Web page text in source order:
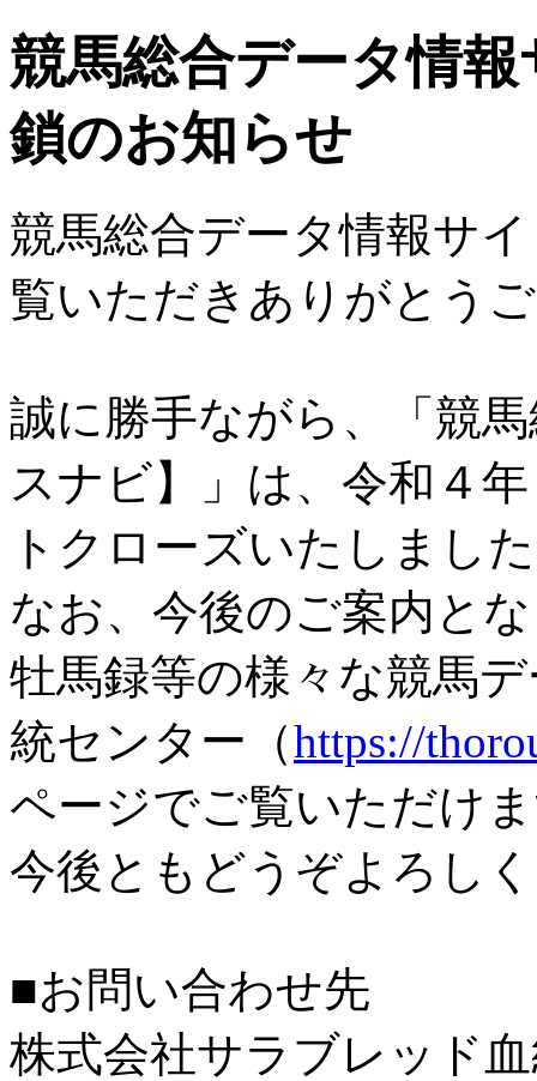
競馬総合データ情
鎖のお知らせ
競馬総合データ情報サ
覧いただきありがとう
誠に勝手ながら、「競
スナビ】」は、令和４
トクローズいたしまし
なお、今後のご案内と
牡馬録等の様々な競馬
統センター（https://
ページでご覧いただけ
今後ともどうぞよろし
■お問い合わせ先
株式会社サラブレッド